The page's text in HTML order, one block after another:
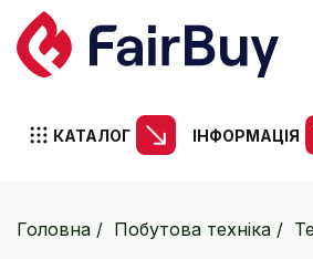
КАТАЛОГ ІНФОРМАЦІЯ
Головна Побутова техніка